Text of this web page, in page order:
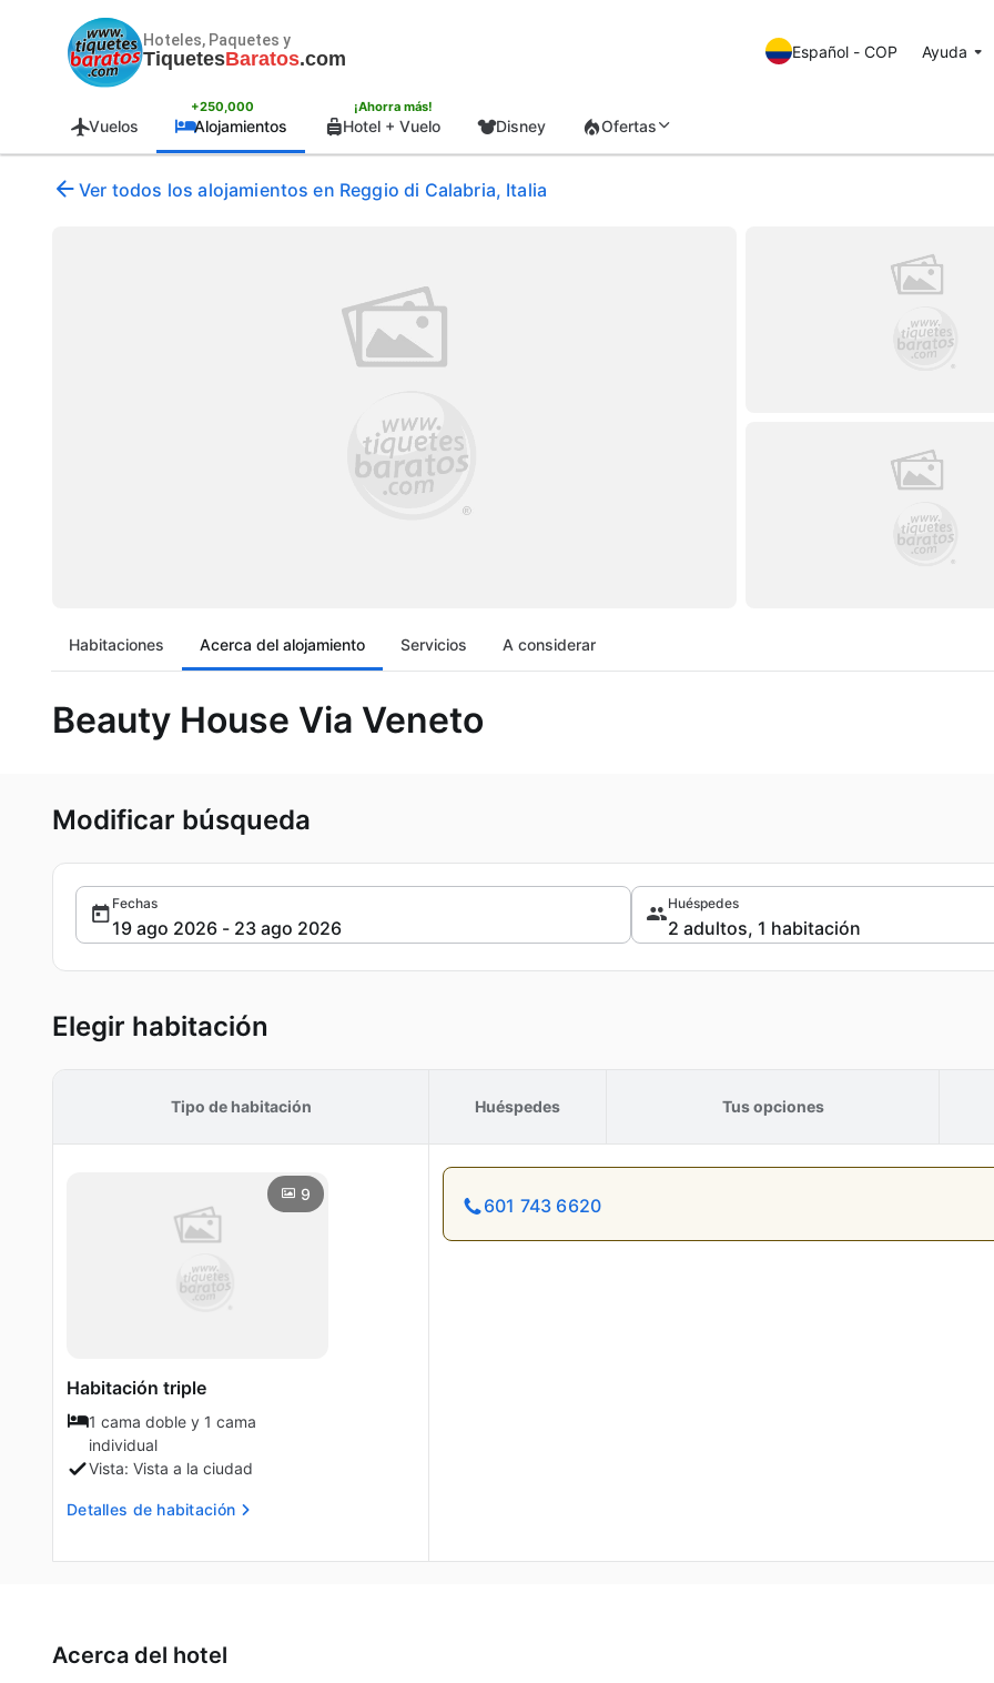
Hoteles, Paquetes y
TiquetesBaratos.com Español - COP Ayuda
Vuelos
+250,000
Alojamientos
¡Ahorra más!
Hotel + Vuelo Disney Ofertas
Ver todos los alojamientos en Reggio di Calabria, Italia
Habitaciones Acerca del alojamiento Servicios A considerar
Beauty House Via Veneto
Modificar búsqueda
Fechas Huéspedes
Elegir habitación
Tipo de habitación Huéspedes Tus opciones
9
Habitación triple
1 cama doble y 1 cama
individual
Vista: Vista a la ciudad
Detalles de habitación
601 743 6620
Acerca del hotel